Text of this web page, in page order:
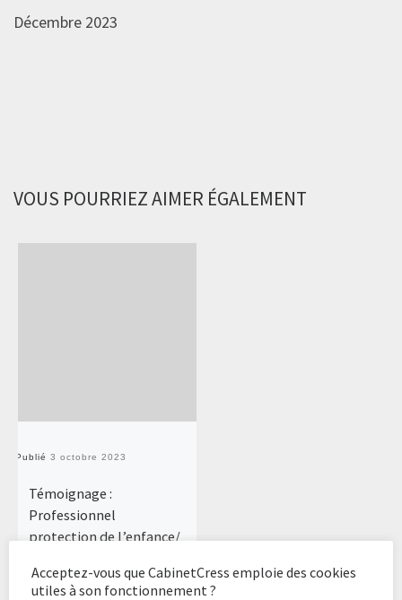
Décembre 2023
VOUS POURRIEZ AIMER ÉGALEMENT
Publié 3 octobre 2023
Témoignage :
Professionnel
protection de l’enfance/
Acceptez-vous que CabinetCress emploie des cookies
utiles à son fonctionnement ?